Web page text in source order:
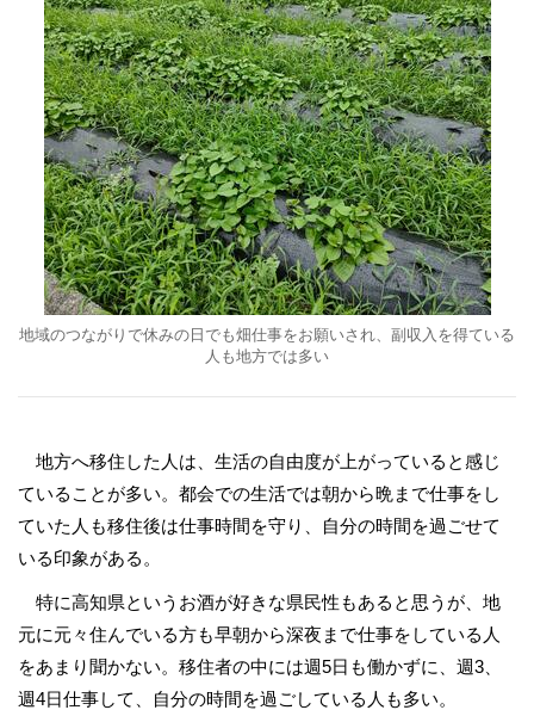
地域のつながりで休みの日でも畑仕事をお願いされ、副収入を得ている
人も地方では多い
地方へ移住した人は、生活の自由度が上がっていると感じ
ていることが多い。都会での生活では朝から晩まで仕事をし
ていた人も移住後は仕事時間を守り、自分の時間を過ごせて
いる印象がある。
特に高知県というお酒が好きな県民性もあると思うが、地
元に元々住んでいる方も早朝から深夜まで仕事をしている人
をあまり聞かない。移住者の中には週5日も働かずに、週3、
週4日仕事して、自分の時間を過ごしている人も多い。